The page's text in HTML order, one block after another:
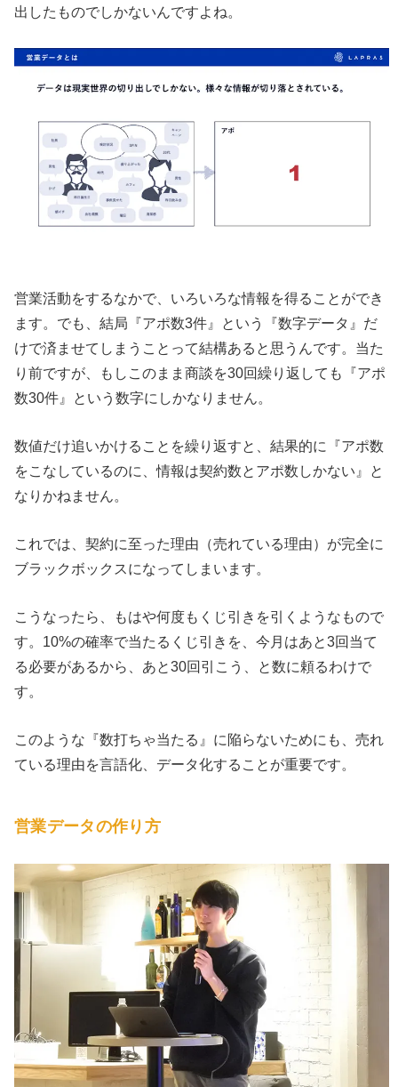
出したものでしかないんですよね。
営業活動をするなかで、いろいろな情報を得ることができ
ます。でも、結局『アポ数3件』という『数字データ』だ
けで済ませてしまうことって結構あると思うんです。当た
り前ですが、もしこのまま商談を30回繰り返しても『アポ
数30件』という数字にしかなりません。
数値だけ追いかけることを繰り返すと、結果的に『アポ数
をこなしているのに、情報は契約数とアポ数しかない』と
なりかねません。
これでは、契約に至った理由（売れている理由）が完全に
ブラックボックスになってしまいます。
こうなったら、もはや何度もくじ引きを引くようなもので
す。10%の確率で当たるくじ引きを、今月はあと3回当て
る必要があるから、あと30回引こう、と数に頼るわけで
す。
このような『数打ちゃ当たる』に陥らないためにも、売れ
ている理由を言語化、データ化することが重要です。
営業データの作り方